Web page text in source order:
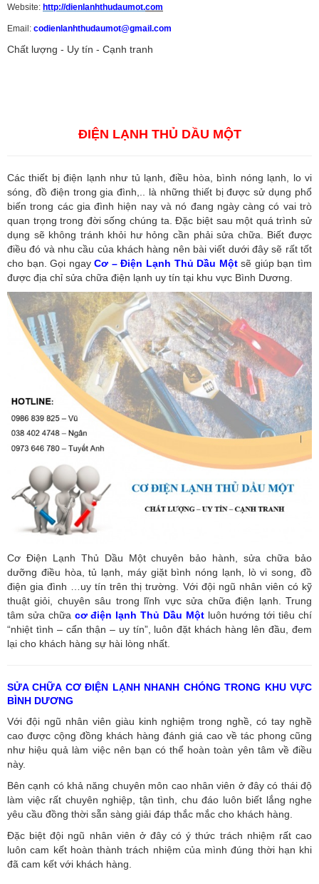
Website: http://dienlanhthudaumot.com
Email: codienlanhthudaumot@gmail.com
Chất lượng - Uy tín - Cạnh tranh
ĐIỆN LẠNH THỦ DẦU MỘT
Các thiết bị điện lạnh như tủ lạnh, điều hòa, bình nóng lạnh, lo vi
sóng, đồ điện trong gia đình,.. là những thiết bị được sử dụng phổ
biến trong các gia đình hiện nay và nó đang ngày càng có vai trò
quan trọng trong đời sống chúng ta. Đặc biệt sau một quá trình sử
dụng sẽ không tránh khỏi hư hỏng cần phải sửa chữa. Biết được
điều đó và nhu cầu của khách hàng nên bài viết dưới đây sẽ rất tốt
cho bạn. Gọi ngayCơ – Điện Lạnh Thủ Dầu Một sẽ giúp bạn tìm
được địa chỉ sửa chữa điện lạnh uy tín tại khu vực Bình Dương.
Cơ Điện Lạnh Thủ Dầu Một chuyên bảo hành, sửa chữa bảo
dưỡng điều hòa, tủ lạnh, máy giặt bình nóng lạnh, lò vi song, đồ
điện gia đình …uy tín trên thị trường. Với đội ngũ nhân viên có kỹ
thuật giỏi, chuyên sâu trong lĩnh vực sửa chữa điện lạnh. Trung
tâm sửa chữa cơ điện lạnh Thủ Dầu Mộtluôn hướng tới tiêu chí
“nhiệt tình – cẩn thận – uy tín”, luôn đặt khách hàng lên đầu, đem
lại cho khách hàng sự hài lòng nhất.
SỬA CHỮA CƠ ĐIỆN LẠNH NHANH CHÓNG TRONG KHU VỰC
BÌNH DƯƠNG
Với đội ngũ nhân viên giàu kinh nghiệm trong nghề, có tay nghề
cao được cộng đồng khách hàng đánh giá cao về tác phong cũng
như hiệu quả làm việc nên bạn có thể hoàn toàn yên tâm về điều
này.
Bên cạnh có khả năng chuyên môn cao nhân viên ở đây có thái độ
làm việc rất chuyên nghiệp, tận tình, chu đáo luôn biết lắng nghe
yêu cầu đồng thời sẵn sàng giải đáp thắc mắc cho khách hàng.
Đặc biệt đội ngũ nhân viên ở đây có ý thức trách nhiệm rất cao
luôn cam kết hoàn thành trách nhiệm của mình đúng thời hạn khi
đã cam kết với khách hàng.